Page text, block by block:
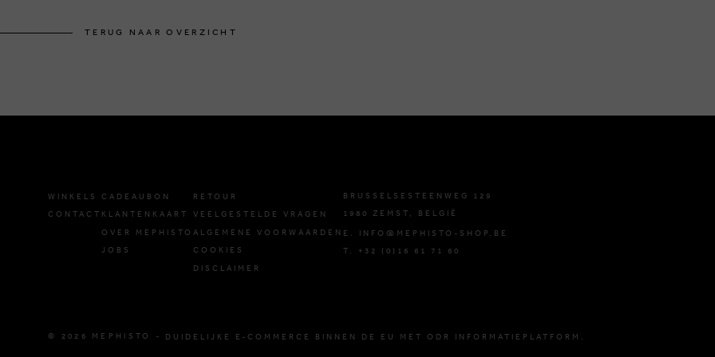
TERUG NAAR OVERZICHT
WINKELS
CONTACT
CADEAUBON
KLANTENKAART
OVER MEPHISTO
JOBS
RETOUR
VEELGESTELDE VRAGEN
ALGEMENE VOORWAARDEN
COOKIES
DISCLAIMER
BRUSSELSESTEENWEG 129
1980 ZEMST, BELGIË
E. INFO@MEPHISTO-SHOP.BE
T. +32 (0)16 61 71 60
© 2026 MEPHISTO - DUIDELIJKE E-COMMERCE BINNEN DE EU MET ODR INFORMATIEPLATFORM.